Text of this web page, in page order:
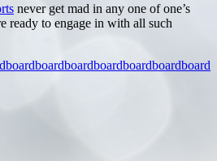
never get mad in any one of one’s
ready to engage in with all such
boardboardboardboardboardboardboard